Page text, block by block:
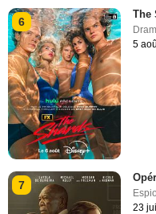
6
The
5
7
23